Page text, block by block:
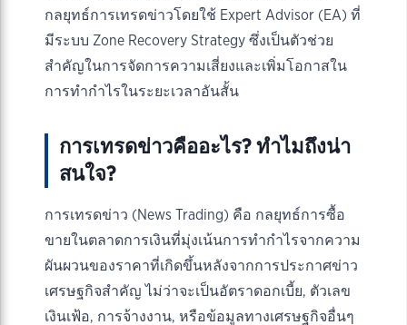
กลยุทธ์การเทรดข่าวโดยใช้ Expert Advisor (EA) ที่
มีระบบ Zone Recovery Strategy ซึ่งเป็นตัวช่วย
สำคัญในการจัดการความเสี่ยงและเพิ่มโอกาสใน
การทำกำไรในระยะเวลาอันสั้น
การเทรดข่าวคืออะไร? ทำไมถึงน่า
สนใจ?
การเทรดข่าว (News Trading) คือ กลยุทธ์การซื้อ
ขายในตลาดการเงินที่มุ่งเน้นการทำกำไรจากความ
ผันผวนของราคาที่เกิดขึ้นหลังจากการประกาศข่าว
เศรษฐกิจสำคัญ ไม่ว่าจะเป็นอัตราดอกเบี้ย, ตัวเลข
เงินเฟ้อ, การจ้างงาน, หรือข้อมูลทางเศรษฐกิจอื่นๆ